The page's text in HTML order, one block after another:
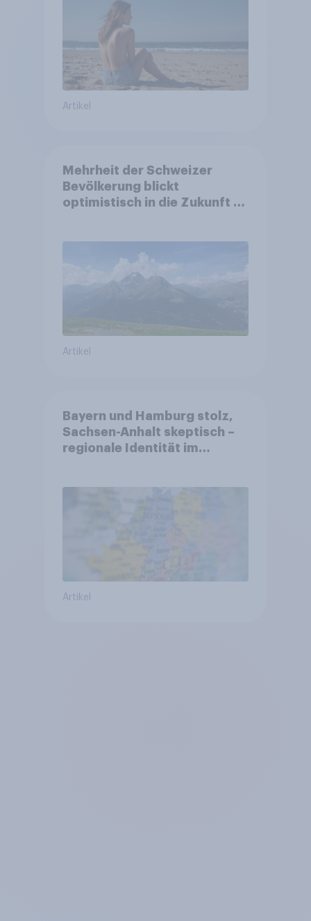
Artikel
Mehrheit der Schweizer
Bevölkerung blickt
optimistisch in die Zukunft –
Altersvorsorge
Artikel
Bayern und Hamburg stolz,
Sachsen-Anhalt skeptisch –
regionale Identität im
Artikel